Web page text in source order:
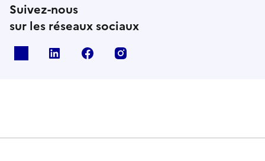
Suivez-nous
sur les réseaux sociaux
Linkedin Facebook